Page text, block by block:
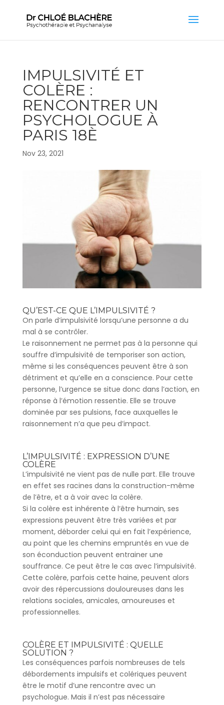
IMPULSIVITÉ ET
COLÈRE :
RENCONTRER UN
PSYCHOLOGUE À
PARIS 18È
Nov 23, 2021
QU’EST-CE QUE L’IMPULSIVITÉ ?
On parle d’impulsivité lorsqu’une personne a du
mal à se contrôler.
Le raisonnement ne permet pas à la personne qui
souffre d’impulsivité de temporiser son action,
même si les conséquences peuvent être à son
détriment et qu’elle en a conscience. Pour cette
personne, l’urgence se situe donc dans l’action, en
réponse à l’émotion ressentie. Elle se trouve
dominée par ses pulsions, face auxquelles le
raisonnement n’a que peu d’impact.
L’IMPULSIVITÉ : EXPRESSION D’UNE
COLÈRE
L’impulsivité ne vient pas de nulle part. Elle trouve
en effet ses racines dans la construction-même
de l’être, et a à voir avec la colère.
Si la colère est inhérente à l’être humain, ses
expressions peuvent être très variées et par
moment, déborder celui qui en fait l’expérience,
au point que les chemins empruntés en vue de
son éconduction peuvent entrainer une
souffrance. Ce peut être le cas avec l’impulsivité.
Cette colère, parfois cette haine, peuvent alors
avoir des répercussions douloureuses dans les
relations sociales, amicales, amoureuses et
professionnelles.
COLÈRE ET IMPULSIVITÉ : QUELLE
SOLUTION ?
Les conséquences parfois nombreuses de tels
débordements impulsifs et colériques peuvent
être le motif d’une rencontre avec un
psychologue. Mais il n’est pas nécessaire